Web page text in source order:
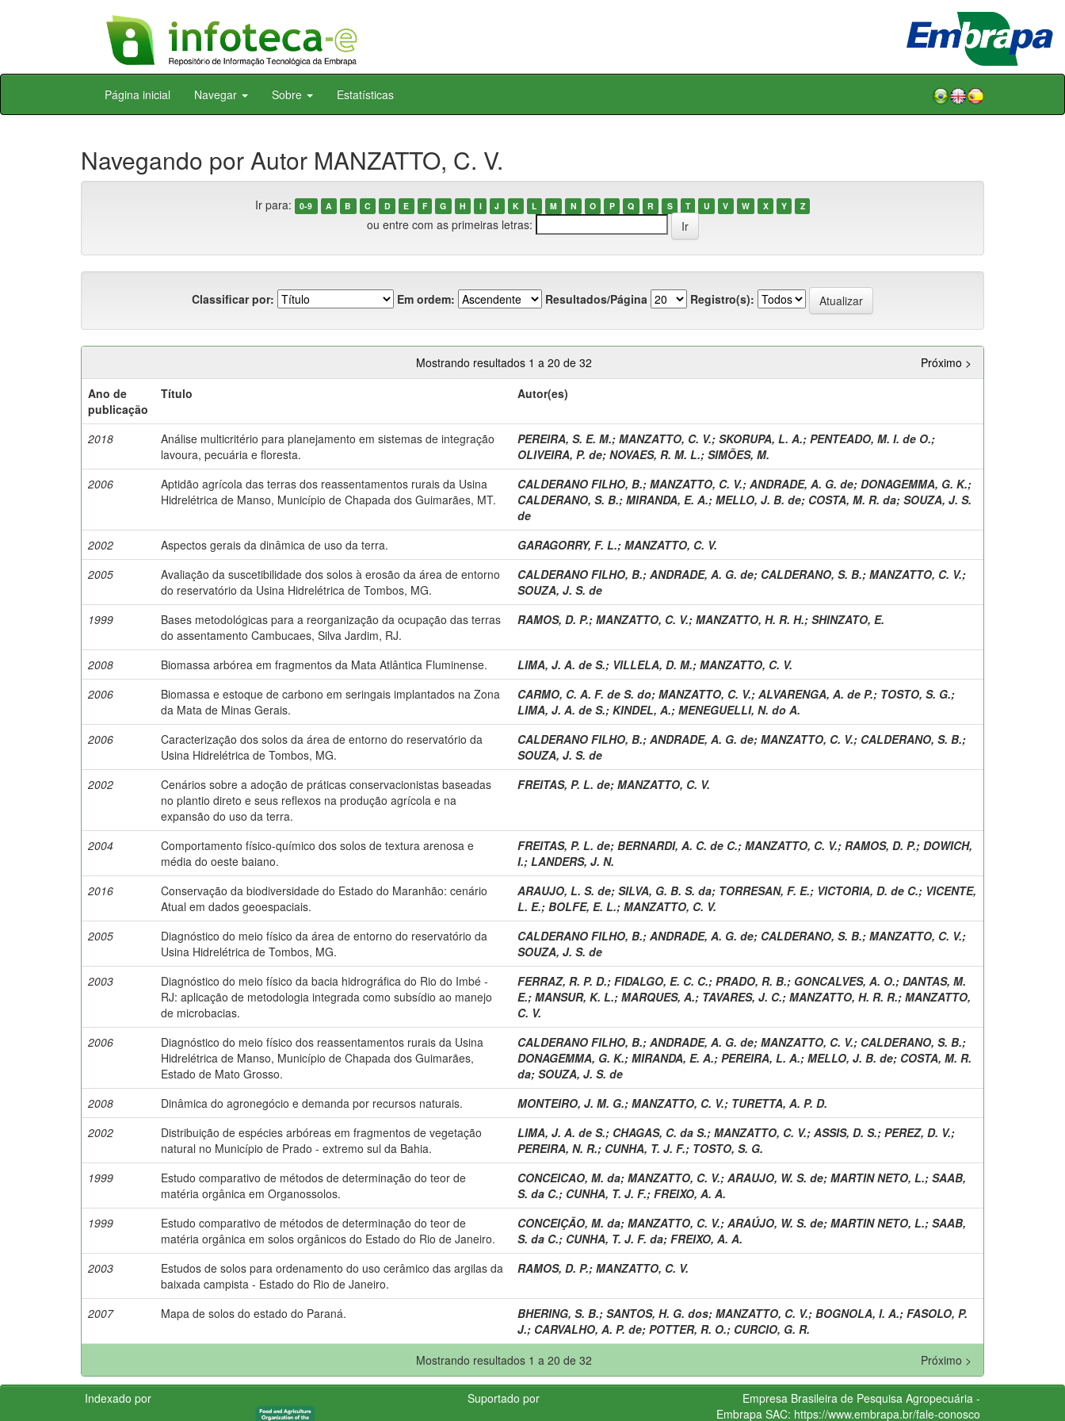
Skip
Página inicial Navegar Sobre Estatísticas
Navegando por Autor MANZATTO, C. V.
Ir para: 0-9 A B C D E F G H I J K L M N O P Q R S T U V W X Y Z
ou entre com as primeiras letras:
Classificar por: Em ordem: Resultados/Página Registro(s):
Mostrando resultados 1 a 20 de 32
Próximo >
Ano de
publicação
Título Autor(es)
2018
Análise multicritério para planejamento em sistemas de integração
lavoura, pecuária e floresta.
PEREIRA, S. E. M.; MANZATTO, C. V.; SKORUPA, L. A.; PENTEADO, M. I. de O.;
OLIVEIRA, P. de; NOVAES, R. M. L.; SIMÕES, M.
2006
Aptidão agrícola das terras dos reassentamentos rurais da Usina
Hidrelétrica de Manso, Município de Chapada dos Guimarães, MT.
CALDERANO FILHO, B.; MANZATTO, C. V.; ANDRADE, A. G. de; DONAGEMMA, G. K.;
CALDERANO, S. B.; MIRANDA, E. A.; MELLO, J. B. de; COSTA, M. R. da; SOUZA, J. S.
de
2002
Aspectos gerais da dinâmica de uso da terra. GARAGORRY, F. L.; MANZATTO, C. V.
2005
Avaliação da suscetibilidade dos solos à erosão da área de entorno
do reservatório da Usina Hidrelétrica de Tombos, MG.
CALDERANO FILHO, B.; ANDRADE, A. G. de; CALDERANO, S. B.; MANZATTO, C. V.;
SOUZA, J. S. de
1999
Bases metodológicas para a reorganização da ocupação das terras
do assentamento Cambucaes, Silva Jardim, RJ.
RAMOS, D. P.; MANZATTO, C. V.; MANZATTO, H. R. H.; SHINZATO, E.
2008 Biomassa arbórea em fragmentos da Mata Atlântica Fluminense. LIMA, J. A. de S.; VILLELA, D. M.; MANZATTO, C. V.
2006
Biomassa e estoque de carbono em seringais implantados na Zona
da Mata de Minas Gerais.
CARMO, C. A. F. de S. do; MANZATTO, C. V.; ALVARENGA, A. de P.; TOSTO, S. G.;
LIMA, J. A. de S.; KINDEL, A.; MENEGUELLI, N. do A.
2006
Caracterização dos solos da área de entorno do reservatório da
Usina Hidrelétrica de Tombos, MG.
CALDERANO FILHO, B.; ANDRADE, A. G. de; MANZATTO, C. V.; CALDERANO, S. B.;
SOUZA, J. S. de
2002
Cenários sobre a adoção de práticas conservacionistas baseadas
no plantio direto e seus reflexos na produção agrícola e na
expansão do uso da terra.
FREITAS, P. L. de; MANZATTO, C. V.
2004
Comportamento físico-químico dos solos de textura arenosa e
média do oeste baiano.
FREITAS, P. L. de; BERNARDI, A. C. de C.; MANZATTO, C. V.; RAMOS, D. P.; DOWICH,
I.; LANDERS, J. N.
2016
Conservação da biodiversidade do Estado do Maranhão: cenário
Atual em dados geoespaciais.
ARAUJO, L. S. de; SILVA, G. B. S. da; TORRESAN, F. E.; VICTORIA, D. de C.; VICENTE,
L. E.; BOLFE, E. L.; MANZATTO, C. V.
2005
Diagnóstico do meio físico da área de entorno do reservatório da
Usina Hidrelétrica de Tombos, MG.
CALDERANO FILHO, B.; ANDRADE, A. G. de; CALDERANO, S. B.; MANZATTO, C. V.;
SOUZA, J. S. de
2003
Diagnóstico do meio físico da bacia hidrográfica do Rio do Imbé -
RJ: aplicação de metodologia integrada como subsídio ao manejo
de microbacias.
FERRAZ, R. P. D.; FIDALGO, E. C. C.; PRADO, R. B.; GONCALVES, A. O.; DANTAS, M.
E.; MANSUR, K. L.; MARQUES, A.; TAVARES, J. C.; MANZATTO, H. R. R.; MANZATTO,
C. V.
2006
Diagnóstico do meio físico dos reassentamentos rurais da Usina
Hidrelétrica de Manso, Município de Chapada dos Guimarães,
Estado de Mato Grosso.
CALDERANO FILHO, B.; ANDRADE, A. G. de; MANZATTO, C. V.; CALDERANO, S. B.;
DONAGEMMA, G. K.; MIRANDA, E. A.; PEREIRA, L. A.; MELLO, J. B. de; COSTA, M. R.
da; SOUZA, J. S. de
2008
Dinâmica do agronegócio e demanda por recursos naturais. MONTEIRO, J. M. G.; MANZATTO, C. V.; TURETTA, A. P. D.
2002
Distribuição de espécies arbóreas em fragmentos de vegetação
natural no Município de Prado - extremo sul da Bahia.
LIMA, J. A. de S.; CHAGAS, C. da S.; MANZATTO, C. V.; ASSIS, D. S.; PEREZ, D. V.;
PEREIRA, N. R.; CUNHA, T. J. F.; TOSTO, S. G.
1999
Estudo comparativo de métodos de determinação do teor de
matéria orgânica em Organossolos.
CONCEICAO, M. da; MANZATTO, C. V.; ARAUJO, W. S. de; MARTIN NETO, L.; SAAB,
S. da C.; CUNHA, T. J. F.; FREIXO, A. A.
1999
Estudo comparativo de métodos de determinação do teor de
matéria orgânica em solos orgânicos do Estado do Rio de Janeiro.
CONCEIÇÃO, M. da; MANZATTO, C. V.; ARAÚJO, W. S. de; MARTIN NETO, L.; SAAB,
S. da C.; CUNHA, T. J. F. da; FREIXO, A. A.
2003
Estudos de solos para ordenamento do uso cerâmico das argilas da
baixada campista - Estado do Rio de Janeiro.
RAMOS, D. P.; MANZATTO, C. V.
2007 Mapa de solos do estado do Paraná. BHERING, S. B.; SANTOS, H. G. dos; MANZATTO, C. V.; BOGNOLA, I. A.; FASOLO, P.
J.; CARVALHO, A. P. de; POTTER, R. O.; CURCIO, G. R.
Mostrando resultados 1 a 20 de 32
Próximo >
Indexado por Suportado por
Empresa Brasileira de Pesquisa Agropecuária -
Embrapa SAC: https://www.embrapa.br/fale-conosco